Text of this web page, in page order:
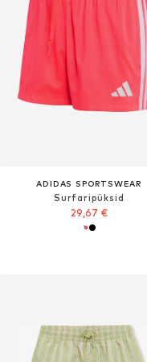
ADIDAS SPORTSWEAR
Surfaripüksid
29,67 €